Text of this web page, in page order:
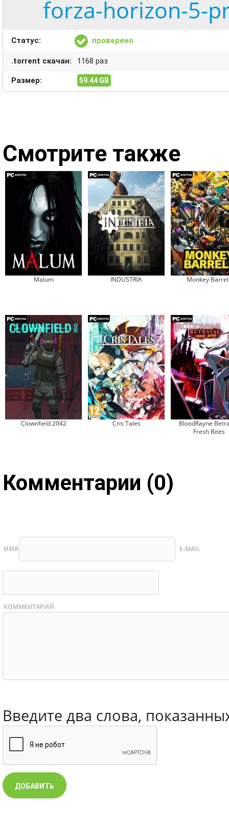
forza-horizon-5-
Статус: проверено
.torrent скачан: 1168 раз
Размер: 59.44 GB
Смотрите также
Malum INDUSTRIA Monkey
Clownfield 2042 Cris Tales
BloodRayne
Fresh Bites
Комментарии (0)
ИМЯ E-MAIL
КОММЕНТАРИЙ
Введите два слова,